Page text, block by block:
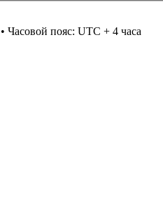
• Часовой пояс: UTC + 4 часа